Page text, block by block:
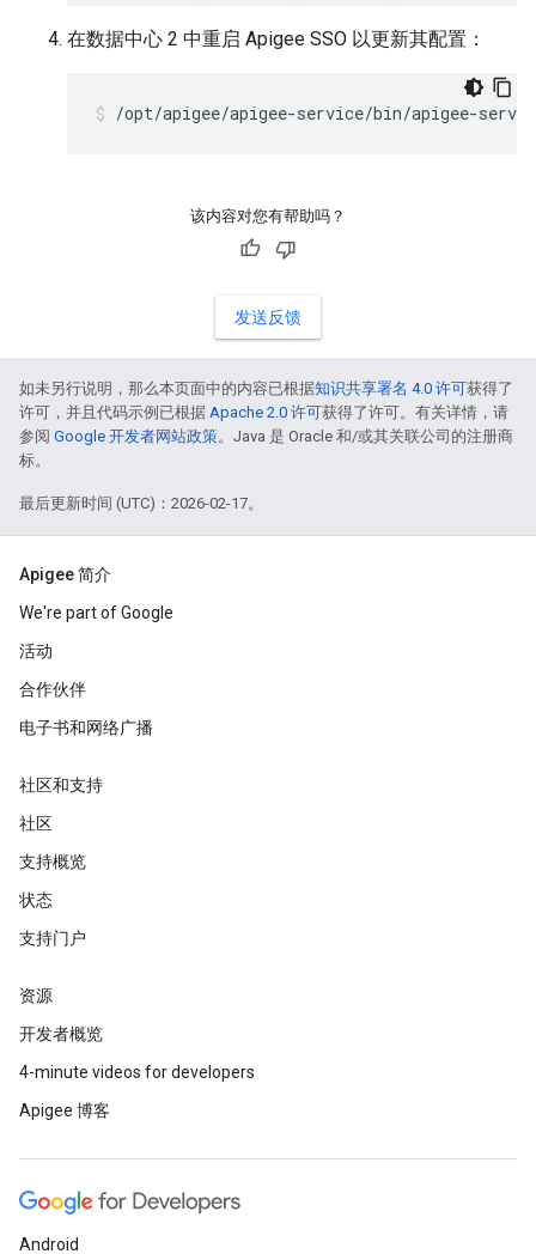
在数据中心 2 中重启 Apigee SSO 以更新其配置：
/opt/apigee/apigee-service/bin/apigee-
该内容对您有帮助吗？
发送反馈
如未另行说明，那么本页面中的内容已根据知识共享署名 4.0 许可获得了
许可，并且代码示例已根据 Apache 2.0 许可获得了许可。有关详情，请
参阅 Google 开发者网站政策。Java 是 Oracle 和/或其关联公司的注册商
标。
最后更新时间 (UTC)：2026-02-17。
Apigee 简介
We're part of Google
活动
合作伙伴
电子书和网络广播
社区和支持
社区
支持概览
状态
支持门户
资源
开发者概览
4-minute videos for developers
Apigee 博客
Android